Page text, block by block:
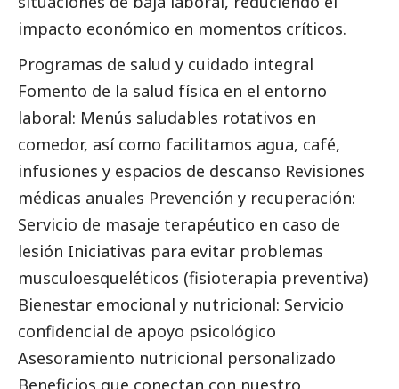
impacto económico en momentos críticos.
Programas de salud y cuidado integral
Fomento de la salud física en el entorno
laboral: Menús saludables rotativos en
comedor, así como facilitamos agua, café,
infusiones y espacios de descanso Revisiones
médicas anuales Prevención y recuperación:
Servicio de masaje terapéutico en caso de
lesión Iniciativas para evitar problemas
musculoesqueléticos (fisioterapia preventiva)
Bienestar emocional y nutricional: Servicio
confidencial de apoyo psicológico
Asesoramiento nutricional personalizado